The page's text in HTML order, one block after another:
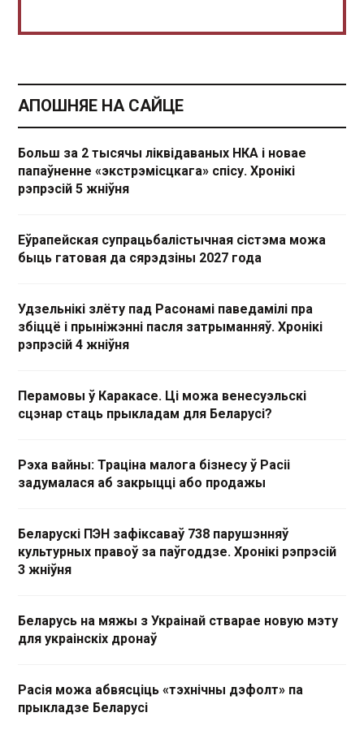
АПОШНЯЕ НА САЙЦЕ
Больш за 2 тысячы ліквідаваных НКА і новае
папаўненне «экстрэмісцкага» спісу. Хронікі
рэпрэсій 5 жніўня
Еўрапейская супрацьбалістычная сістэма можа
быць гатовая да сярэдзіны 2027 года
Удзельнікі злёту пад Расонамі паведамілі пра
збіццё і прыніжэнні пасля затрыманняў. Хронікі
рэпрэсій 4 жніўня
Перамовы ў Каракасе. Ці можа венесуэльскі
сцэнар стаць прыкладам для Беларусі?
Рэха вайны: Траціна малога бізнесу ў Расіі
задумалася аб закрыцці або продажы
Беларускі ПЭН зафіксаваў 738 парушэнняў
культурных правоў за паўгоддзе. Хронікі рэпрэсій
3 жніўня
Беларусь на мяжы з Украінай стварае новую мэту
для украінскіх дронаў
Расія можа абвясціць «тэхнічны дэфолт» па
прыкладзе Беларусі